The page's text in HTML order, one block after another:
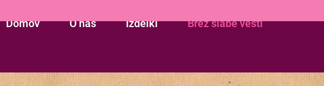
Domov O nas Izdelki Brez slabe vesti